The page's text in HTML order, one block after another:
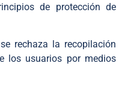
de protección de
rechaza la recopilación
los usuarios por medios